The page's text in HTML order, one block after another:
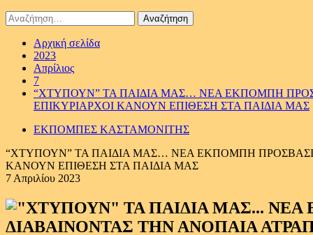
Αναζήτηση
για:
Αρχική σελίδα
2023
Απρίλιος
7
“ΧΤΥΠΟΥΝ” ΤΑ ΠΑΙΔΙΑ ΜΑΣ… ΝΕΑ ΕΚΠΟΜΠΗ
ΕΠΙΚΥΡΙΑΡΧΟΙ ΚΑΝΟΥΝ ΕΠΙΘΕΣΗ ΣΤΑ ΠΑΙΔΙΑ ΜΑΣ
ΕΚΠΟΜΠΕΣ ΚΑΣΤΑΜΟΝΙΤΗΣ
“ΧΤΥΠΟΥΝ” ΤΑ ΠΑΙΔΙΑ ΜΑΣ… ΝΕΑ ΕΚΠΟΜΠΗ
ΚΑΝΟΥΝ ΕΠΙΘΕΣΗ ΣΤΑ ΠΑΙΔΙΑ ΜΑΣ
7 Απριλίου 2023